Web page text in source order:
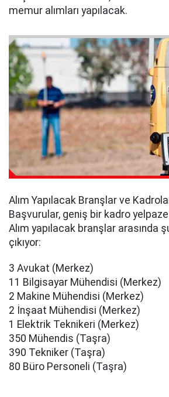
memur alımları yapılacak.
Alım Yapılacak Branşlar ve
Başvurular, geniş bir kadro
Alım yapılacak branşlar arasında
çıkıyor:
3 Avukat (Merkez)
11 Bilgisayar Mühendisi (Merkez)
2 Makine Mühendisi (Merkez)
2 İnşaat Mühendisi (Merkez)
1 Elektrik Teknikeri (Merkez)
350 Mühendis (Taşra)
390 Tekniker (Taşra)
80 Büro Personeli (Taşra)